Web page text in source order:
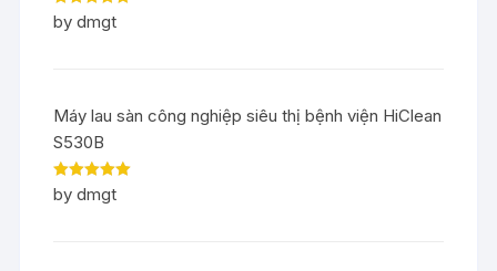
Rated5out
of 5
by dmgt
Máy lau sàn công nghiệp siêu thị bệnh viện HiClean
S530B
Rated5out
of 5
by dmgt